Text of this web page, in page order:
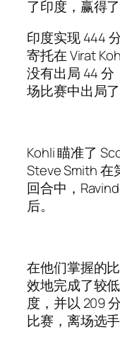
了印度，赢得
印度实现 444
寄托在 Virat
没有出局 44
场比赛中出局了
Kohli 瞄准了
Steve Smith 在
回合中，
后。
在他们掌握的
效地完成了较
度，并以 209
比赛，离场选